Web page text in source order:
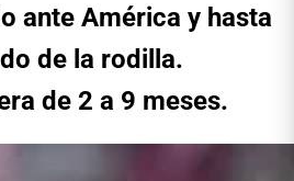
ante América y hasta
de la rodilla.
de 2 a 9 meses.